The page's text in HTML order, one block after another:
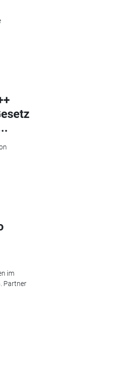
im
Partner